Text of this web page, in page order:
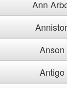
Ann
Anson
Antigo